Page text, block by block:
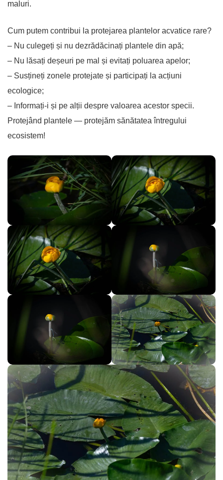
maluri.
Cum putem contribui la protejarea plantelor acvatice rare?
– Nu culegeți și nu dezrădăcinați plantele din apă;
– Nu lăsați deșeuri pe mal și evitați poluarea apelor;
– Susțineți zonele protejate și participați la acțiuni
ecologice;
– Informați-i și pe alții despre valoarea acestor specii.
Protejând plantele — protejăm sănătatea întregului
ecosistem!